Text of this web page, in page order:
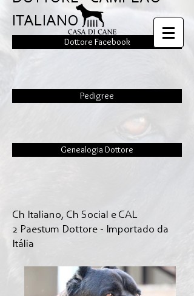
ITALIANO
Dottore Facebook
Pedigree
Genealogia Dottore
Ch Italiano, Ch Social e CAL
2 Paestum Dottore - Importado da
Itália